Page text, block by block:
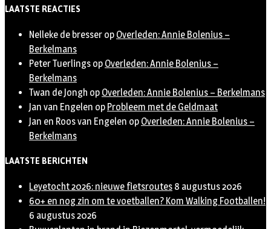
LAATSTE REACTIES
Nelleke de bresser op Overleden: Annie Bolenius –
Berkelmans
Peter Tuerlings op Overleden: Annie Bolenius –
Berkelmans
Twan de Jongh op Overleden: Annie Bolenius – Berkelmans
Jan van Engelen op Probleem met de Geldmaat
Jan en Roos van Engelen op Overleden: Annie Bolenius –
Berkelmans
LAATSTE BERICHTEN
Leyetocht 2026: nieuwe fietsroutes 8 augustus 2026
60+ en nog zin om te voetballen? Kom Walking Footballen!
6 augustus 2026